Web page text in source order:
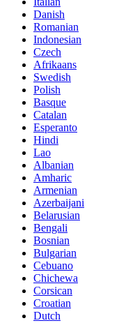
Danish
Romanian
Indonesian
Czech
Afrikaans
Swedish
Polish
Basque
Catalan
Esperanto
Hindi
Lao
Albanian
Amharic
Armenian
Azerbaijani
Belarusian
Bengali
Bosnian
Bulgarian
Cebuano
Chichewa
Corsican
Croatian
Dutch